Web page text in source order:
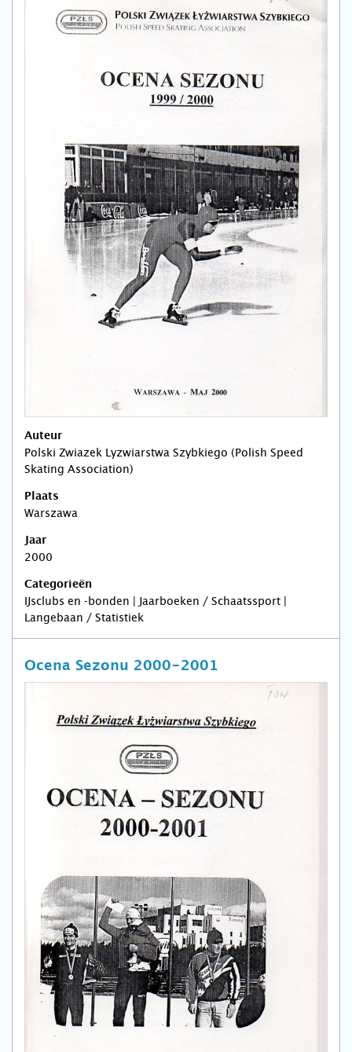
Auteur
Polski Zwiazek Lyzwiarstwa Szybkiego (Polish Speed
Skating Association)
Plaats
Warszawa
Jaar
2000
Categorieën
IJsclubs en -bonden | Jaarboeken / Schaatssport |
Langebaan / Statistiek
Ocena Sezonu 2000-2001